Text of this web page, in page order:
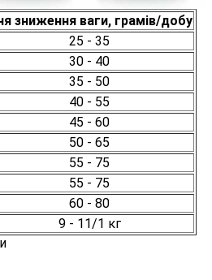
зниження ваги, грамів/добу
25 - 35
30 - 40
35 - 50
40 - 55
45 - 60
50 - 65
55 - 75
55 - 75
60 - 80
9 - 11/1 кг